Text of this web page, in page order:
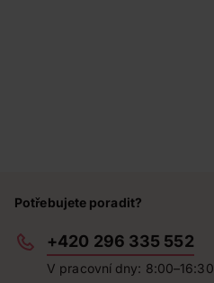
Potřebujete poradit?
+420 296 335 552
V pracovní dny: 8:00–16:30